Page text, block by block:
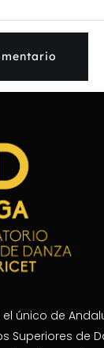
el único de
Superiores de